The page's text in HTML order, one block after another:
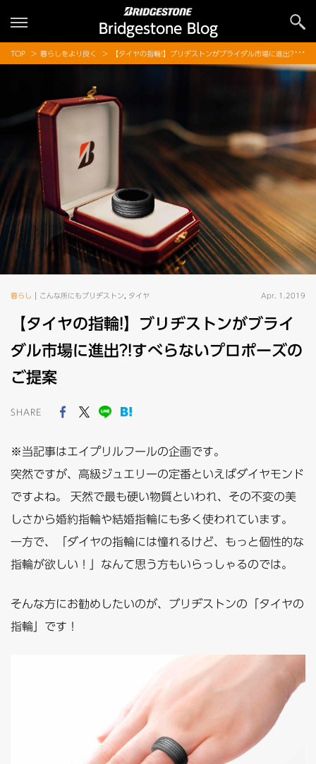
Bridgestone Blog
TOP 暮らしをより良く 【タイヤの指輪!】ブリヂストンがブライダル市場に進出?!すべらないプロポーズのご提案
【タイヤの指輪!】ブリヂストンがブライ
ダル市場に進出?!すべらないプロポーズの
ご提案
暮らし こんな所にもブリヂストン タイヤ Apr. 1.2019
SHARE
※当記事はエイプリルフールの企画です。
突然ですが、高級ジュエリーの定番といえばダイヤモンド
ですよね。 天然で最も硬い物質といわれ、その不変の美
しさから婚約指輪や結婚指輪にも多く使われています。
一方で、「ダイヤの指輪には憧れるけど、もっと個性的な
指輪が欲しい！」なんて思う方もいらっしゃるのでは。
そんな方にお勧めしたいのが、ブリヂストンの「タイヤの
指輪」です！